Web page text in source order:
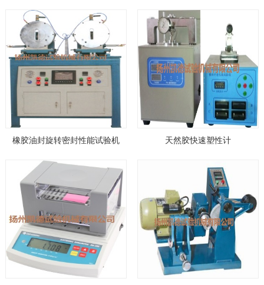
橡胶油封旋转密封性能试验机 天然胶快速塑性计